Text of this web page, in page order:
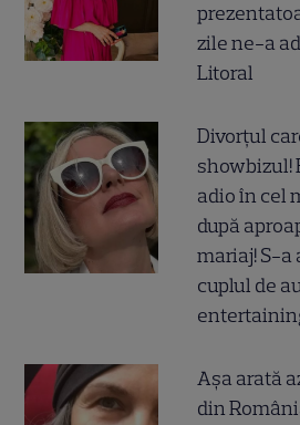
zile ne-a
Litoral
Divorțul
showbizul!
adio în cel
după
mariaj! S-a
cuplul de
Așa arată
din